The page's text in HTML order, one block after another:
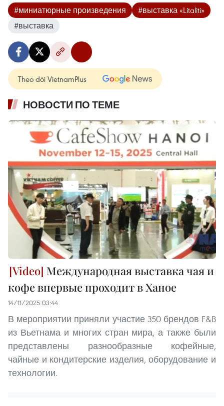
#миниатюрные произведения
#выставка «Litaliti»
#выставка
Theo dõi VietnamPlus
НОВОСТИ ПО ТЕМЕ
Международная выставка чая и
кофе впервые проходит в Ханое
14/11/2025 03:44
В мероприятии приняли участие 350 брендов F&B
из Вьетнама и многих стран мира, а также были
представлены разнообразные кофейные,
чайные и кондитерские изделия, оборудование и
технологии.